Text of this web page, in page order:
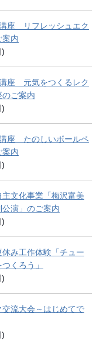
座 リフレッシュエク
案内
座 元気をつくるレク
のご案内
座 たのしいボールペ
案内
文化事業「梅沢富美
演」のご案内
休み工作体験「チュー
くろう」
流大会～はじめてで